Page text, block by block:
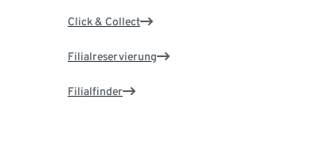
Click & Collect
Filialreservierung
Filialfinder